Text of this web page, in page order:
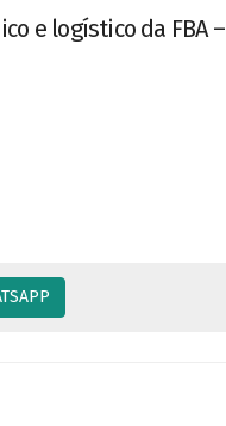
e logístico da FBA –